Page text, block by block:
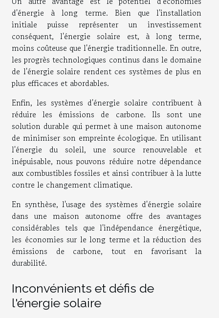
d'énergie à long terme. Bien que l'installation
initiale puisse représenter un investissement
conséquent, l'énergie solaire est, à long terme,
moins coûteuse que l'énergie traditionnelle. En outre,
les progrès technologiques continus dans le domaine
de l'énergie solaire rendent ces systèmes de plus en
plus efficaces et abordables.
Enfin, les systèmes d'énergie solaire contribuent à
réduire les émissions de carbone. Ils sont une
solution durable qui permet à une maison autonome
de minimiser son empreinte écologique. En utilisant
l'énergie du soleil, une source renouvelable et
inépuisable, nous pouvons réduire notre dépendance
aux combustibles fossiles et ainsi contribuer à la lutte
contre le changement climatique.
En synthèse, l'usage des systèmes d'énergie solaire
dans une maison autonome offre des avantages
considérables tels que l'indépendance énergétique,
les économies sur le long terme et la réduction des
émissions de carbone, tout en favorisant la
durabilité.
Inconvénients et défis de
l'énergie solaire